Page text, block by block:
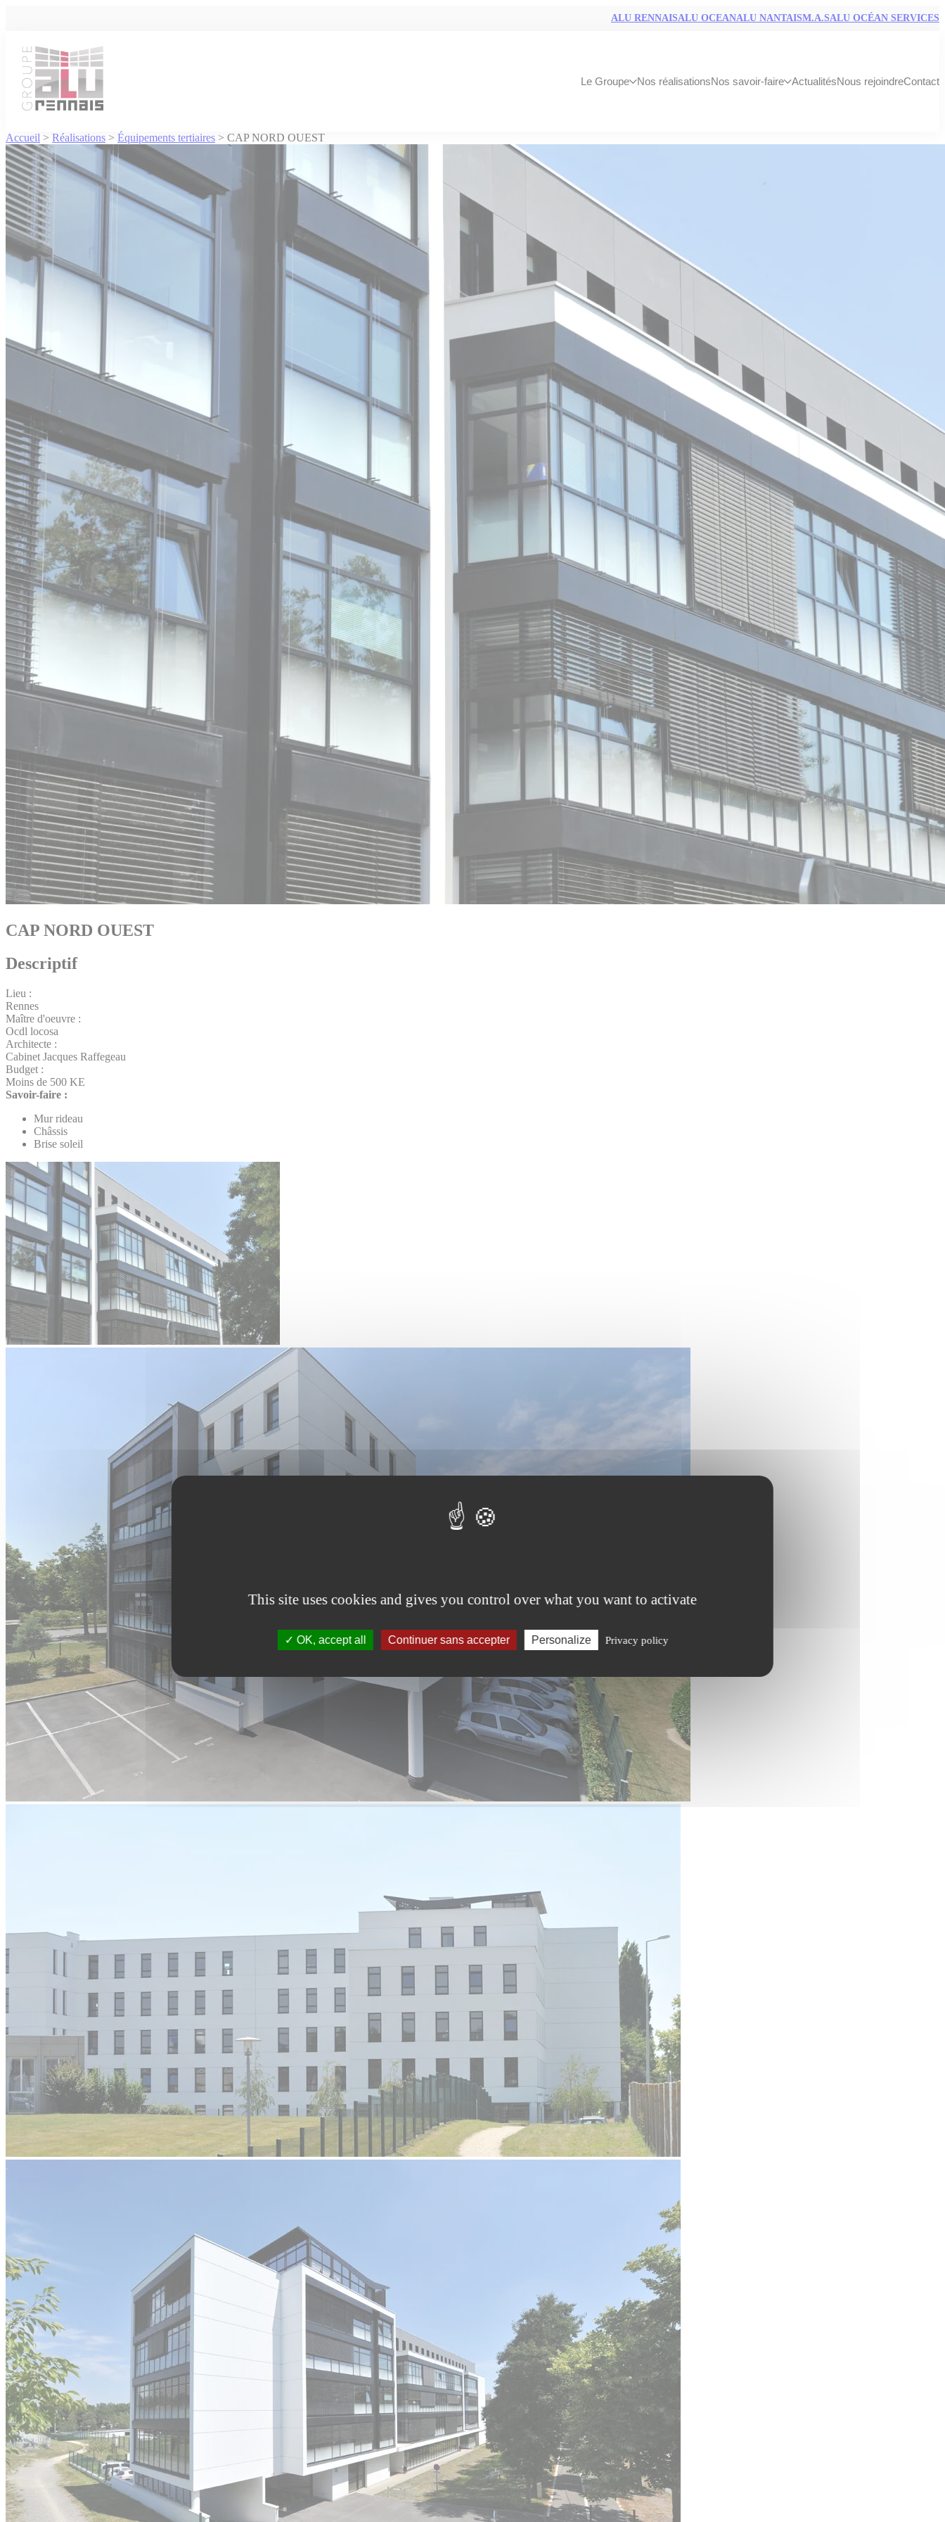
This site uses cookies and gives you control over what you want to activate
OK, accept all Continuer sans accepter Personalize Privacy policy
ALU RENNAISALU OCEANALU NANTAISM.A.SALU OCÉAN SERVICES
Le Groupe Nos réalisationsNos savoir-faire ActualitésNous rejoindreContact
Accueil > Réalisations > Équipements tertiaires > CAP NORD OUEST
CAP NORD OUEST
Descriptif
Lieu :
Rennes
Maître d'oeuvre :
Ocdl locosa
Architecte :
Cabinet Jacques Raffegeau
Budget :
Moins de 500 KE
Savoir-faire :
Mur rideau
Châssis
Brise soleil